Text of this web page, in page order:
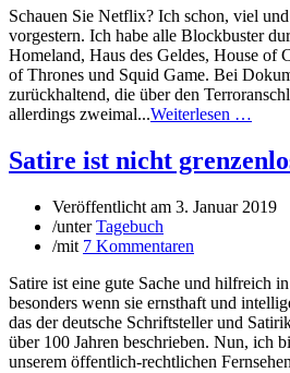
Schauen Sie Netflix? Ich schon, viel
vorgestern. Ich habe alle Blockbuster
Homeland, Haus des Geldes, House of
of Thrones und Squid Game. Bei
zurückhaltend, die über den
allerdings zweimal...Weiterlesen …
Satire ist nicht
Veröffentlicht am 3. Januar 2019
/unterTagebuch
/mit 7 Kommentaren
Satire ist eine gute Sache und hilfreich
besonders wenn sie ernsthaft und
das der deutsche Schriftsteller und
über 100 Jahren beschrieben. Nun, ich
unserem öffentlich-rechtlichen